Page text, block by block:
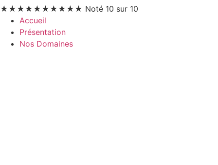
★ ★ ★ ★ ★ ★ ★ ★ ★ ★ Noté 10 sur 10
Accueil
Présentation
Nos Domaines